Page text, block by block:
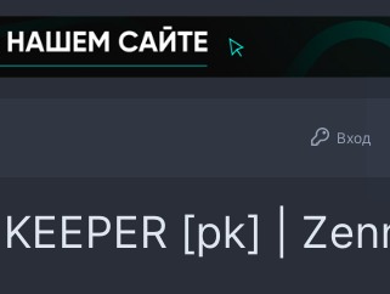
Вход
[pk] |